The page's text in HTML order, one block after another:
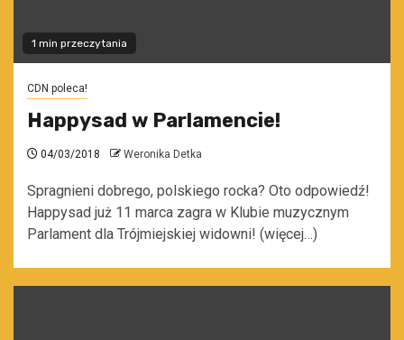
1 min przeczytania
CDN poleca!
Happysad w Parlamencie!
04/03/2018 Weronika Detka
Spragnieni dobrego, polskiego rocka? Oto odpowiedź!
Happysad już 11 marca zagra w Klubie muzycznym
Parlament dla Trójmiejskiej widowni! (więcej…)